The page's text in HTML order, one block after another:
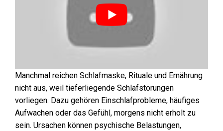
Manchmal reichen Schlafmaske, Rituale und Ernährung
nicht aus, weil tieferliegende Schlafstörungen
vorliegen. Dazu gehören Einschlafprobleme, häufiges
Aufwachen oder das Gefühl, morgens nicht erholt zu
sein. Ursachen können psychische Belastungen,